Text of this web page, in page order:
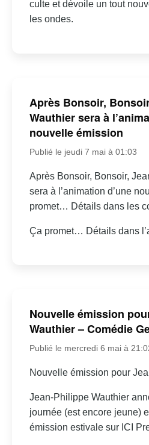
culte et dévoile un tout
les ondes.
Après Bonsoir,
Wauthier sera à
nouvelle émission
Publié le jeudi 7 mai à 01:03
Après Bonsoir, Bonsoir,
sera à l’animation d’une
promet… Détails dans les
Ça promet… Détails dans
Nouvelle émission
Wauthier – Comédie
Publié le mercredi 6 mai à
Nouvelle émission pour
Jean-Philippe Wauthier
journée (est encore jeune)
émission estivale sur ICI